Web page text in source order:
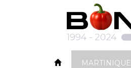
MARTINIQUE